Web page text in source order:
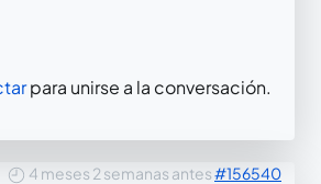
para unirse a la conversación.
4 meses 2 semanas antes#156540